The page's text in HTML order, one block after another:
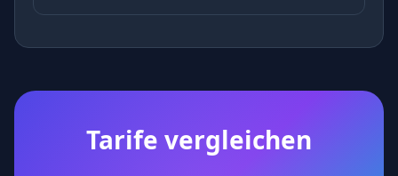
Tarife vergleichen